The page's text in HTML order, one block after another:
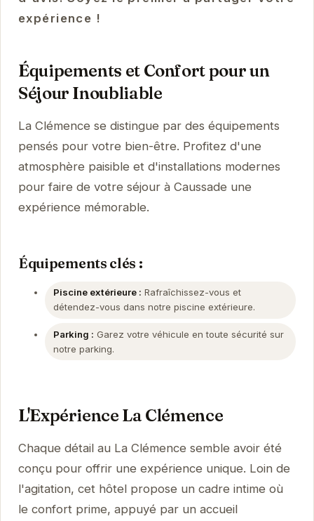
expérience !
Équipements et Confort pour un
Séjour Inoubliable
La Clémence se distingue par des équipements
pensés pour votre bien-être. Profitez d'une
atmosphère paisible et d'installations modernes
pour faire de votre séjour à Caussade une
expérience mémorable.
Équipements clés :
Piscine extérieure : Rafraîchissez-vous et
détendez-vous dans notre piscine extérieure.
Parking : Garez votre véhicule en toute sécurité sur
notre parking.
L'Expérience La Clémence
Chaque détail au La Clémence semble avoir été
conçu pour offrir une expérience unique. Loin de
l'agitation, cet hôtel propose un cadre intime où
le confort prime, appuyé par un accueil